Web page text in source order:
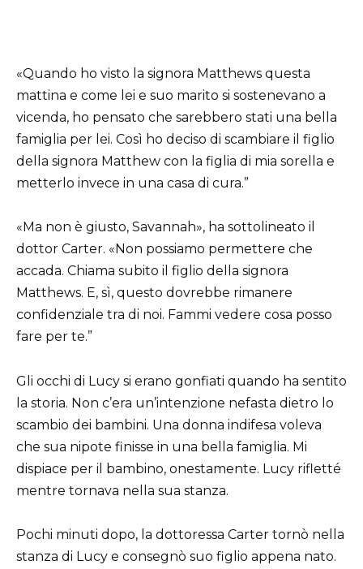
«Quando ho visto la signora Matthews questa
mattina e come lei e suo marito si sostenevano a
vicenda, ho pensato che sarebbero stati una bella
famiglia per lei. Così ho deciso di scambiare il figlio
della signora Matthew con la figlia di mia sorella e
metterlo invece in una casa di cura.”
«Ma non è giusto, Savannah», ha sottolineato il
dottor Carter. «Non possiamo permettere che
accada. Chiama subito il figlio della signora
Matthews. E, sì, questo dovrebbe rimanere
confidenziale tra di noi. Fammi vedere cosa posso
fare per te.”
Gli occhi di Lucy si erano gonfiati quando ha sentito
la storia. Non c’era un’intenzione nefasta dietro lo
scambio dei bambini. Una donna indifesa voleva
che sua nipote finisse in una bella famiglia. Mi
dispiace per il bambino, onestamente. Lucy rifletté
mentre tornava nella sua stanza.
Pochi minuti dopo, la dottoressa Carter tornò nella
stanza di Lucy e consegnò suo figlio appena nato.